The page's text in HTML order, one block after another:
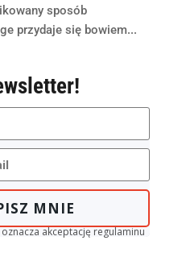
sposób
przydaje się bowiem...
MNIE
akceptację regulaminu